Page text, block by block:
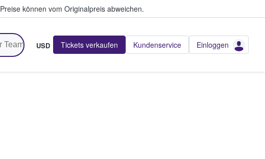
Preise können vom Originalpreis abweichen.
USD Tickets verkaufen Kundenservice Einloggen